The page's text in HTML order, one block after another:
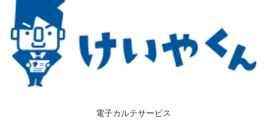
電子カルテサービス